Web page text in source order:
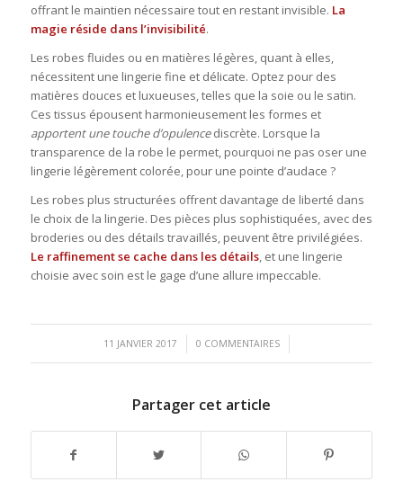
offrant le maintien nécessaire tout en restant invisible. La
magie réside dans l’invisibilité.
Les robes fluides ou en matières légères, quant à elles,
nécessitent une lingerie fine et délicate. Optez pour des
matières douces et luxueuses, telles que la soie ou le satin.
Ces tissus épousent harmonieusement les formes et
apportent une touche d’opulencediscrète. Lorsque la
transparence de la robe le permet, pourquoi ne pas oser une
lingerie légèrement colorée, pour une pointe d’audace ?
Les robes plus structurées offrent davantage de liberté dans
le choix de la lingerie. Des pièces plus sophistiquées, avec des
broderies ou des détails travaillés, peuvent être privilégiées.
Le raffinement se cache dans les détails, et une lingerie
choisie avec soin est le gage d’une allure impeccable.
11 JANVIER 2017
/ 0 COMMENTAIRES
/
Partager cet article